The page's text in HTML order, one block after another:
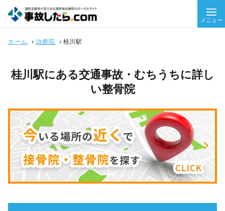
メニュー
ホーム › 治療院 › 桂川駅
桂川駅にある交通事故・むちうちに詳し
い整骨院